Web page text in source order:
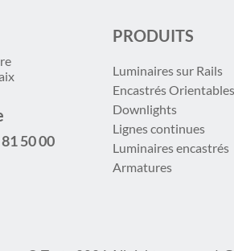
50 00
PRODUITS
Luminaires sur Rails
Encastrés Orientables
Downlights
Lignes continues
Luminaires encastrés
Armatures